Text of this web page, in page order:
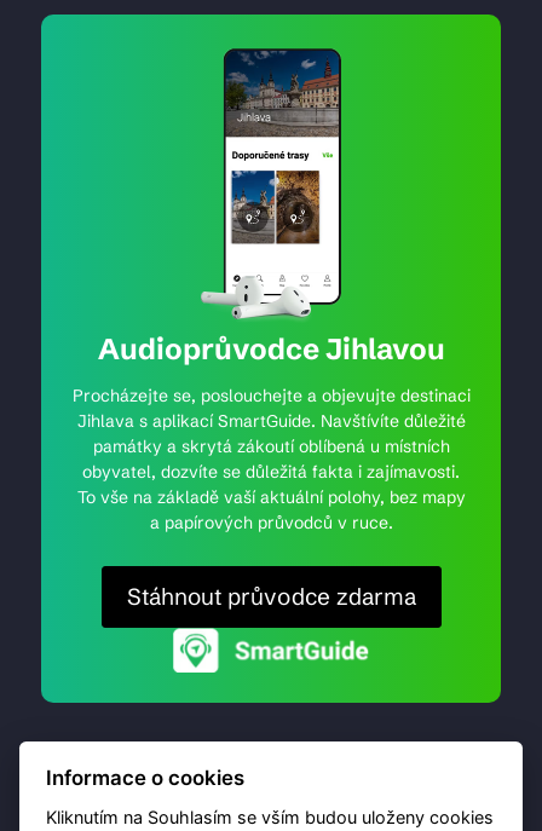
Audioprůvodce Jihlavou
Procházejte se, poslouchejte a objevujte destinaci
Jihlava s aplikací SmartGuide. Navštívíte důležité
památky a skrytá zákoutí oblíbená u místních
obyvatel, dozvíte se důležitá fakta i zajímavosti.
To vše na základě vaší aktuální polohy, bez mapy
a papírových průvodců v ruce.
Stáhnout průvodce zdarma
Informace o cookies
Kliknutím na Souhlasím se vším budou uloženy cookies